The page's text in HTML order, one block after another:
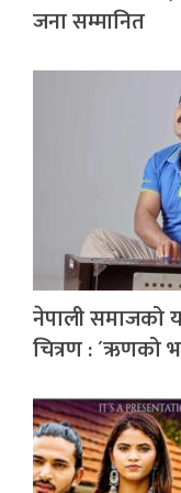
जना सम्मानित
नेपाली समाजको
चित्रण : ´ऋणको